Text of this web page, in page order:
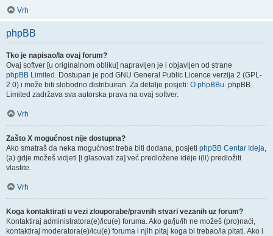
Vrh
phpBB
Tko je napisao/la ovaj forum?
Ovaj softver [u originalnom obliku] napravljen je i objavljen od strane
phpBB Limited . Dostupan je pod GNU General Public Licence verzija 2 (GPL-
2.0) i može biti slobodno distribuiran. Za detalje posjeti: O phpBBu. phpBB
Limited zadržava sva autorska prava na ovaj softver.
Vrh
Zašto X mogućnost nije dostupna?
Ako smatraš da neka mogućnost treba biti dodana, posjeti phpBB Centar Ideja,
(a) gdje možeš vidjeti [i glasovati za] već predložene ideje i(li) predložiti
vlastite.
Vrh
Koga kontaktirati u vezi zlouporabe/pravnih stvari vezanih uz forum?
Kontaktiraj administratora(e)/icu(e) foruma. Ako ga/ju/ih ne možeš (pro)naći,
kontaktiraj moderatora(e)/icu(e) foruma i njih pitaj koga bi trebao/la pitati. Ako i